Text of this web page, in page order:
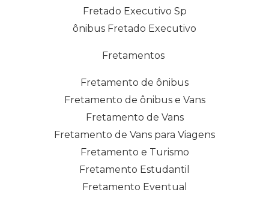
Fretado Executivo Sp
ônibus Fretado Executivo
Fretamentos
Fretamento de ônibus
Fretamento de ônibus e Vans
Fretamento de Vans
Fretamento de Vans para Viagens
Fretamento e Turismo
Fretamento Estudantil
Fretamento Eventual